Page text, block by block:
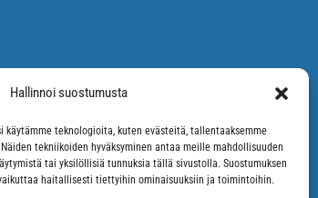
Hallinnoi suostumusta
käytämme teknologioita, kuten evästeitä, tallentaaksemme
tekniikoiden hyväksyminen antaa meille mahdollisuuden
tai yksilöllisiä tunnuksia tällä sivustolla. Suostumuksen
haitallisesti tiettyihin ominaisuuksiin ja toimintoihin.